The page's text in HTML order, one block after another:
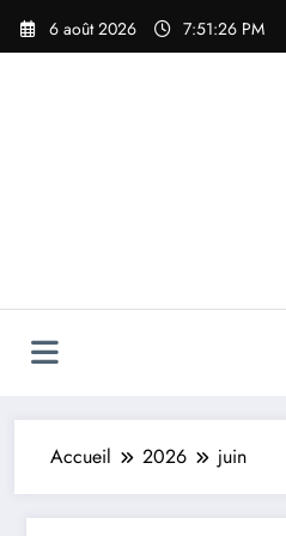
Aller
6 août 2026 7:51:27 PM
Accueil 2026 juin